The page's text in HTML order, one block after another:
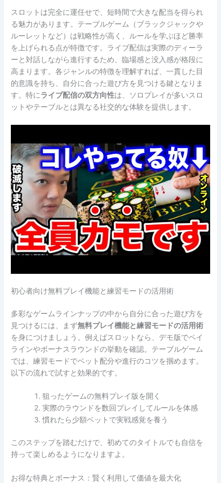
スロットは完全に運任せで、短時間で大きな配当を得られ
る魅力があります。テーブルゲーム（ブラックジャックや
ルーレットなど）は戦略性が高く、ルールを学ぶほど勝率
を上げられる点が特徴です。ライブ配信は実際のディーラ
ーと対話しながら進行するため、臨場感と没入感が格段に
高まります。各ジャンルの特徴を理解すれば、一貫した目
的意識を持ち、自分に合った遊び方を見つける鍵となりま
す。特にライブ配信の双方向性は、ソロプレイが多いスロ
ットやテーブルとは異なる社交的な体験を提供します。
初心者向け無料プレイ機能と練習モードの活用術
多彩なゲームラインナップの中から自分に合った遊び方を
見つけるには、まず無料プレイ機能と練習モードの活用術
を身につけましょう。例えばスロットなら、デモ版でペイ
ラインやボーナスラウンドの挙動を確認。テーブルゲーム
では、練習モードでベット配分や進行のコツを掴めます。
以下の流れで試すと効果的です。
狙ったゲームの無料プレイ版を開く
実際のラウンドを数回プレイしてルールを体感
慣れたら少額ベットで実戦感覚を養う
このステップを踏むだけで、初めてのタイトルでも自信を
持って楽しめるようになりますよ。
お得な特典とボーナス：賢く利用して価値を最大化